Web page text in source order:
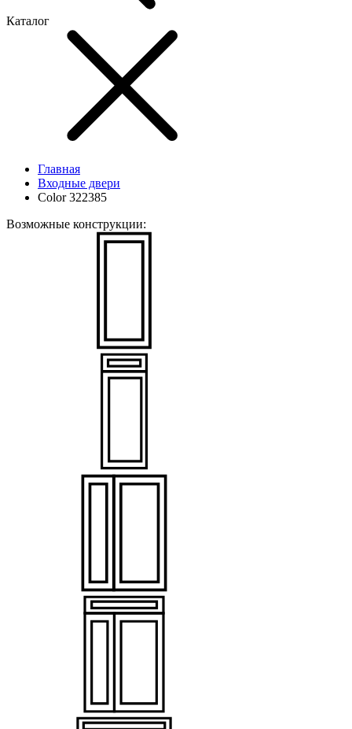
Каталог
Главная
Входные двери
Color 322385
Возможные конструкции: